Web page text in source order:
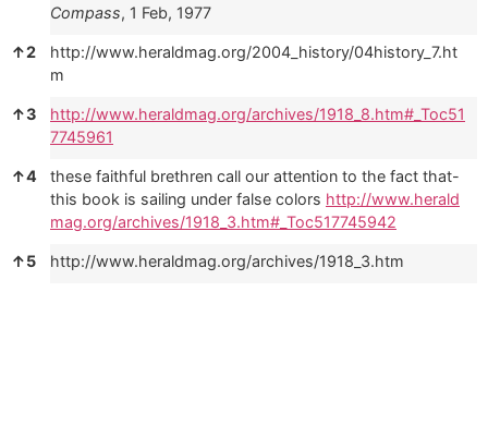
Compass, 1 Feb, 1977
↑2
http://www.heraldmag.org/2004_history/04history_7.ht
m
↑3
http://www.heraldmag.org/archives/1918_8.htm#_Toc51
7745961
↑4
these faithful brethren call our attention to the fact that-
this book is sailing under false colors http://www.herald
mag.org/archives/1918_3.htm#_Toc517745942
↑5 http://www.heraldmag.org/archives/1918_3.htm